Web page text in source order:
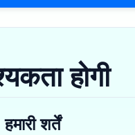
उद्यम
होगी
हमारी शर्तें